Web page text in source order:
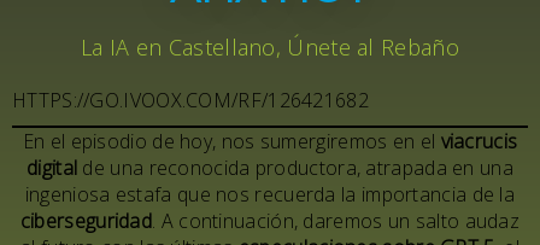
La IA en Castellano, Únete al Rebaño
HTTPS://GO.IVOOX.COM/RF/126421682
En el episodio de hoy, nos sumergiremos en el viacrucis
digital de una reconocida productora, atrapada en una
ingeniosa estafa que nos recuerda la importancia de la
ciberseguridad. A continuación, daremos un salto audaz